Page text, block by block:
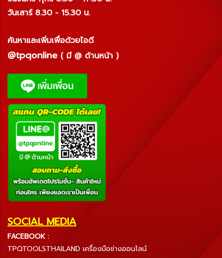
วันเสาร์ 8.30 - 15.30 น.
ค้นหาและเพิ่มเพื่อด้วยไอดี
@tpqonline ( มี @ ด้านหน้า )
SOCIAL MEDIA
FACEBOOK :
TPQTOOLSTHAILAND เครื่องมือช่างออนไลน์